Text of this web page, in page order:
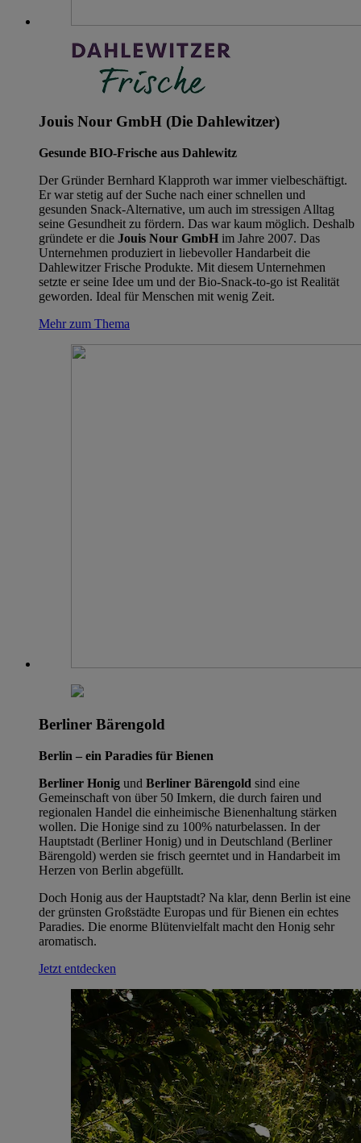
Jouis Nour GmbH (Die Dahlewitzer)
Gesunde BIO-Frische aus Dahlewitz
Der Gründer Bernhard Klapproth war immer vielbeschäftigt.
Er war stetig auf der Suche nach einer schnellen und
gesunden Snack-Alternative, um auch im stressigen Alltag
seine Gesundheit zu fördern. Das war kaum möglich. Deshalb
gründete er die Jouis Nour GmbH im Jahre 2007. Das
Unternehmen produziert in liebevoller Handarbeit die
Dahlewitzer Frische Produkte. Mit diesem Unternehmen
setzte er seine Idee um und der Bio-Snack-to-go ist Realität
geworden. Ideal für Menschen mit wenig Zeit.
Mehr zum Thema
Berliner Bärengold
Berlin – ein Paradies für Bienen
Berliner Honig und Berliner Bärengold sind eine
Gemeinschaft von über 50 Imkern, die durch fairen und
regionalen Handel die einheimische Bienenhaltung stärken
wollen. Die Honige sind zu 100% naturbelassen. In der
Hauptstadt (Berliner Honig) und in Deutschland (Berliner
Bärengold) werden sie frisch geerntet und in Handarbeit im
Herzen von Berlin abgefüllt.
Doch Honig aus der Hauptstadt? Na klar, denn Berlin ist eine
der grünsten Großstädte Europas und für Bienen ein echtes
Paradies. Die enorme Blütenvielfalt macht den Honig sehr
aromatisch.
Jetzt entdecken